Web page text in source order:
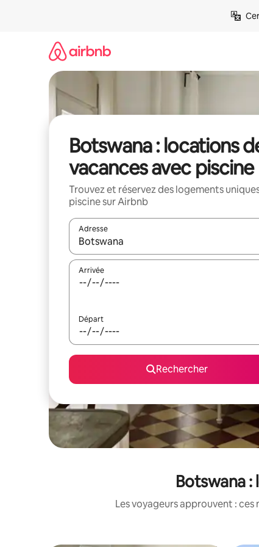
Botswana : locations
vacances avec piscine
Trouvez et réservez des logements
piscine sur Airbnb
Adresse
Lorsque les résultats s'affichent, utilisez les
Arrivée
Départ
Rechercher
Botswana :
Les voyageurs approuvent :